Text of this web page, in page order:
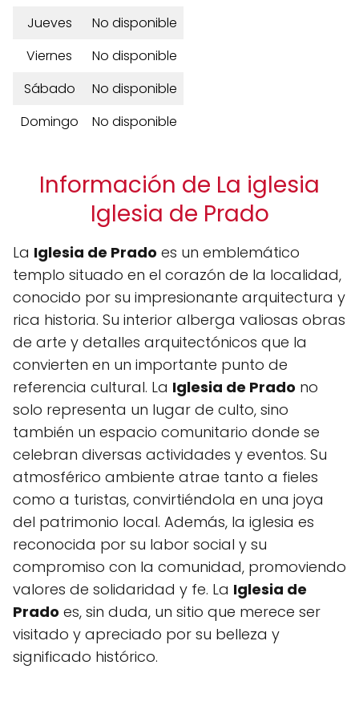
Jueves
No disponible
Viernes
No disponible
Sábado
No disponible
Domingo
No disponible
Información de La iglesia
Iglesia de Prado
La Iglesia de Prado es un emblemático
templo situado en el corazón de la localidad,
conocido por su impresionante arquitectura y
rica historia. Su interior alberga valiosas obras
de arte y detalles arquitectónicos que la
convierten en un importante punto de
referencia cultural. La Iglesia de Prado no
solo representa un lugar de culto, sino
también un espacio comunitario donde se
celebran diversas actividades y eventos. Su
atmosférico ambiente atrae tanto a fieles
como a turistas, convirtiéndola en una joya
del patrimonio local. Además, la iglesia es
reconocida por su labor social y su
compromiso con la comunidad, promoviendo
valores de solidaridad y fe. La Iglesia de
Prado es, sin duda, un sitio que merece ser
visitado y apreciado por su belleza y
significado histórico.